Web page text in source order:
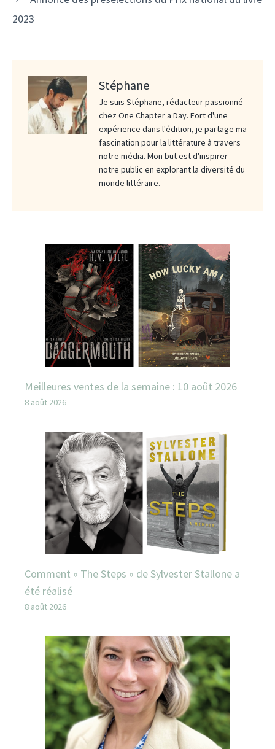
2023
Stéphane
Je suis Stéphane, rédacteur passionné
chez One Chapter a Day. Fort d'une
expérience dans l'édition, je partage ma
fascination pour la littérature à travers
notre média. Mon but est d'inspirer
notre public en explorant la diversité du
monde littéraire.
Meilleures ventes de la semaine : 10 août 2026
8 août 2026
Comment « The Steps » de Sylvester Stallone a
été réalisé
8 août 2026